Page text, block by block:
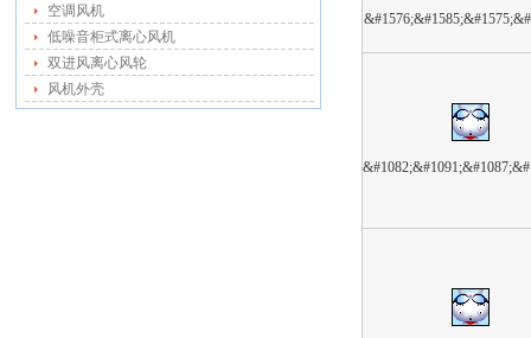
空调风机
低噪音柜式离心风机
双进风离心风轮
风机外壳